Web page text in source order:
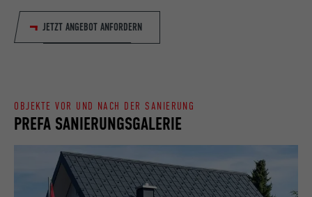
JETZT ANGEBOT ANFORDERN
PREFA SANIERUNGSGALERIE
OBJEKTE VOR UND NACH DER SANIERUNG
Laufzeit 90 Tage
Wird testweise gesetzt, um zu prüfen, ob
Name lang
Zweck
Webseite ein eingebettetes "Folgen Sie
uns"-Fenster enthält.
Name bcookie